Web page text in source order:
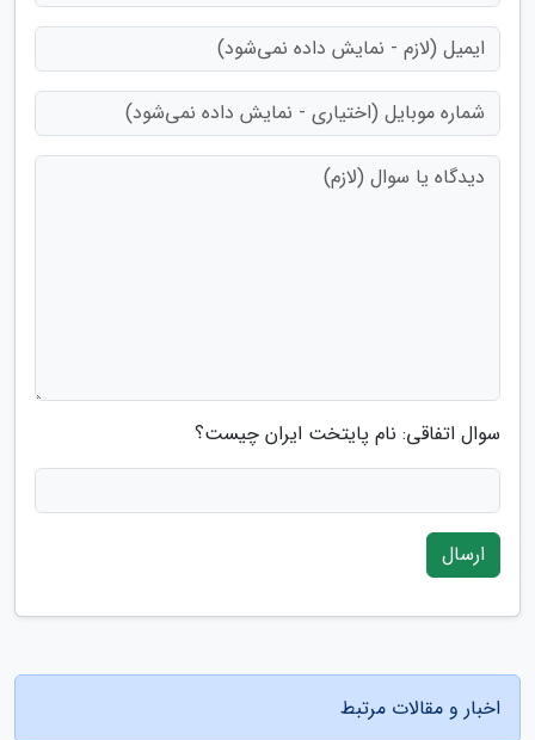
سوال اتفاقی: نام پایتخت ایران چیست؟
ارسال
اخبار و مقالات مرتبط